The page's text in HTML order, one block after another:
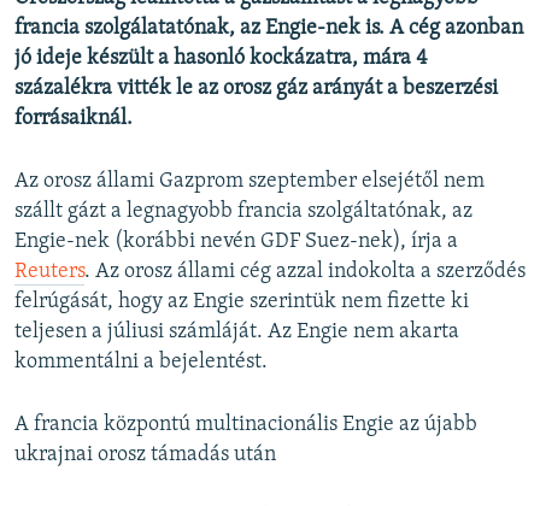
francia szolgálatatónak, az Engie-nek is. A cég azonban
jó ideje készült a hasonló kockázatra, mára 4
százalékra vitték le az orosz gáz arányát a beszerzési
forrásaiknál.
Az orosz állami Gazprom szeptember elsejétől nem
szállt gázt a legnagyobb francia szolgáltatónak, az
Engie-nek (korábbi nevén GDF Suez-nek), írja a
Reuters. Az orosz állami cég azzal indokolta a szerződés
felrúgását, hogy az Engie szerintük nem fizette ki
teljesen a júliusi számláját. Az Engie nem akarta
kommentálni a bejelentést.
A francia központú multinacionális Engie az újabb
ukrajnai orosz támadás után